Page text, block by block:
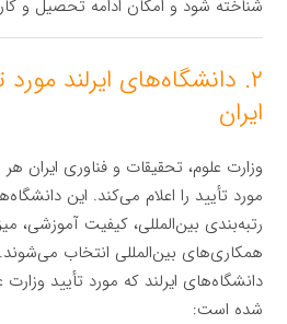
شناخته شود و امکان ادامه تحصیل و
۲. دانشگاه‌های ایرلند
ایران
وزارت علوم، تحقیقات و فناوری ایران
مورد تأیید را اعلام می‌کند. این
رتبه‌بندی بین‌المللی، کیفیت آموزشی،
همکاری‌های بین‌المللی انتخاب می‌شوند.
دانشگاه‌های ایرلند که مورد تأیید
شده است: